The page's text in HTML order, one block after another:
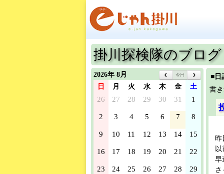
掛川探検隊のブログ
2026年 8月 今日
日 月 火 水 木 金 土
26 27 28 29 30 31 1
2 3 4 5 6 7 8
9 10 11 12 13 14 15
16 17 18 19 20 21 22
23 24 25 26 27 28 29
■日
書
昨
以
早